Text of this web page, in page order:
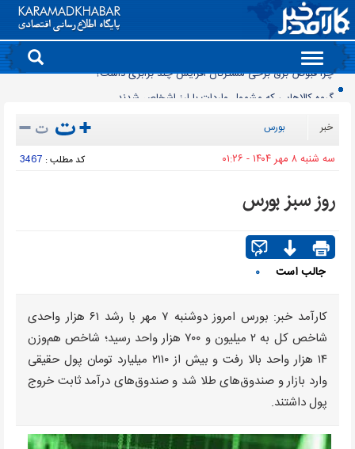
Toggle
navigation
گروه کالاهایی که مشمول واردات با ارز اشخاص شدند
چگونه به «کیف پول ایران» وصل شویم؟
برنج چند؟
انتقال تورم خودرو به بازار خدمات
90 میلیون کیف پول برای ایرانی ها ساخته شد
روز سبز بورس
چرا قبوض برق برخی مشترکان افزایش چند برابری داشت؟
خبر بورس
سه شنبه ۸ مهر ۱۴۰۴ - ۰۱:۲۶ کد مطلب : 3467
روز سبز بورس
جالب است ۰
کارآمد خبر: بورس امروز دوشنبه ۷ مهر با رشد ۶۱ هزار واحدی
شاخص کل به ۲ میلیون و ۷۰۰ هزار واحد رسید؛ شاخص هم‌وزن
۱۴ هزار واحد بالا رفت و بیش از ۲۱۱۰ میلیارد تومان پول حقیقی
وارد بازار و صندوق‌های طلا شد و صندوق‌های درآمد ثابت خروج
پول داشتند.